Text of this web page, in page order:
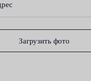
Загрузить фото